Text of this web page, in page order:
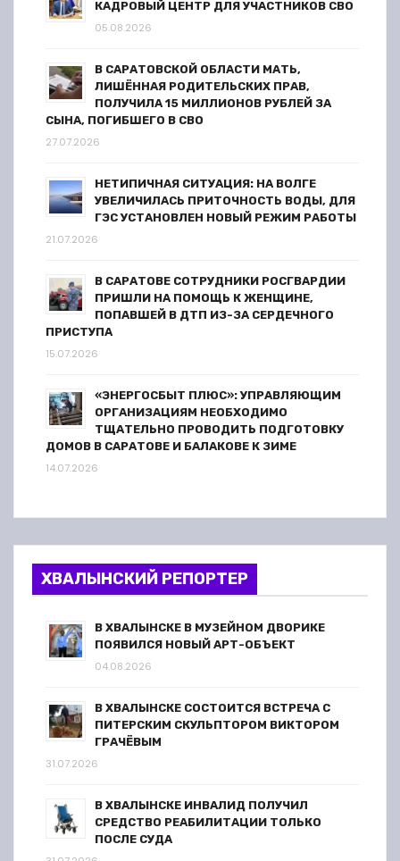
КАДРОВЫЙ ЦЕНТР ДЛЯ УЧАСТНИКОВ СВО
05.08.2026
В САРАТОВСКОЙ ОБЛАСТИ МАТЬ,
ЛИШЁННАЯ РОДИТЕЛЬСКИХ ПРАВ,
ПОЛУЧИЛА 15 МИЛЛИОНОВ РУБЛЕЙ ЗА
СЫНА, ПОГИБШЕГО В СВО
27.07.2026
НЕТИПИЧНАЯ СИТУАЦИЯ: НА ВОЛГЕ
УВЕЛИЧИЛАСЬ ПРИТОЧНОСТЬ ВОДЫ, ДЛЯ
ГЭС УСТАНОВЛЕН НОВЫЙ РЕЖИМ РАБОТЫ
21.07.2026
В САРАТОВЕ СОТРУДНИКИ РОСГВАРДИИ
ПРИШЛИ НА ПОМОЩЬ К ЖЕНЩИНЕ,
ПОПАВШЕЙ В ДТП ИЗ-ЗА СЕРДЕЧНОГО
ПРИСТУПА
15.07.2026
«ЭНЕРГОСБЫТ ПЛЮС»: УПРАВЛЯЮЩИМ
ОРГАНИЗАЦИЯМ НЕОБХОДИМО
ТЩАТЕЛЬНО ПРОВОДИТЬ ПОДГОТОВКУ
ДОМОВ В САРАТОВЕ И БАЛАКОВЕ К ЗИМЕ
14.07.2026
ХВАЛЫНСКИЙ РЕПОРТЕР
В ХВАЛЫНСКЕ В МУЗЕЙНОМ ДВОРИКЕ
ПОЯВИЛСЯ НОВЫЙ АРТ-ОБЪЕКТ
04.08.2026
В ХВАЛЫНСКЕ СОСТОИТСЯ ВСТРЕЧА С
ПИТЕРСКИМ СКУЛЬПТОРОМ ВИКТОРОМ
ГРАЧЁВЫМ
31.07.2026
В ХВАЛЫНСКЕ ИНВАЛИД ПОЛУЧИЛ
СРЕДСТВО РЕАБИЛИТАЦИИ ТОЛЬКО
ПОСЛЕ СУДА